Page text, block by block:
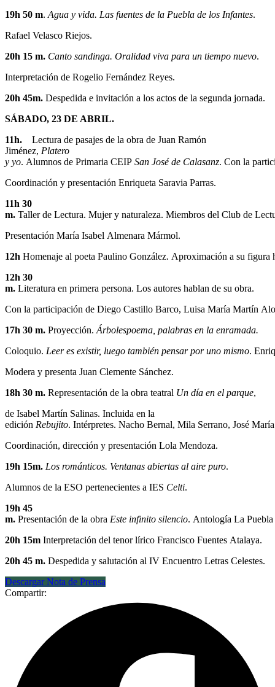
19h 50 m. Agua y vida. Las fuentes de la Puebla de los Infantes.
Rafael Velasco Riejos.
20h 15 m. Canto sandinga. Oralidad viva para un tiempo nuevo.
Interpretación de Rogelio Fernández Reyes.
20h 45m. Despedida e invitación a los actos de la segunda jornada.
SÁBADO, 23 DE ABRIL.
11h. Lectura de pasajes de la obra de Juan Ramón
Jiménez, Platero
y yo. Alumnos de Primaria CEIP San José de Calasanz. Con la
Coordinación y presentación Enriqueta Saravia Parras.
11h 30
m. Taller de Lectura. Mujer y naturaleza. Miembros del Club de
Presentación María Isabel Almenara Mármol.
12h Homenaje al poeta Paulino González. Aproximación a su
12h 30
m. Literatura en primera persona. Los autores hablan de su obra.
Con la participación de Diego Castillo Barco, Luisa María Martín
17h 30 m. Proyección. Árbolespoema, palabras en la enramada.
Coloquio. Leer es existir, luego también pensar por uno mismo.
Modera y presenta Juan Clemente Sánchez.
18h 30 m. Representación de la obra teatral Un día en el parque,
de Isabel Martín Salinas. Incluida en la
edición Rebujito. Intérpretes. Nacho Bernal, Mila Serrano, José
Coordinación, dirección y presentación Lola Mendoza.
19h 15m. Los románticos. Ventanas abiertas al aire puro.
Alumnos de la ESO pertenecientes a IES Celti.
19h 45
m. Presentación de la obra Este infinito silencio. Antología La Puebla
20h 15m Interpretación del tenor lírico Francisco Fuentes Atalaya.
20h 45 m. Despedida y salutación al IV Encuentro Letras Celestes.
Descargar Nota de Prensa
Compartir: